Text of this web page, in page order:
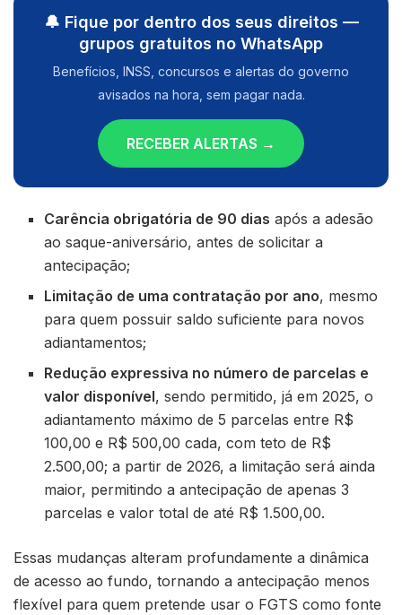
🔔 Fique por dentro dos seus direitos —
grupos gratuitos no WhatsApp
Benefícios, INSS, concursos e alertas do governo
avisados na hora, sem pagar nada.
RECEBER ALERTAS →
Carência obrigatória de 90 dias após a adesão
ao saque-aniversário, antes de solicitar a
antecipação;
Limitação de uma contratação por ano, mesmo
para quem possuir saldo suficiente para novos
adiantamentos;
Redução expressiva no número de parcelas e
valor disponível, sendo permitido, já em 2025, o
adiantamento máximo de 5 parcelas entre R$
100,00 e R$ 500,00 cada, com teto de R$
2.500,00; a partir de 2026, a limitação será ainda
maior, permitindo a antecipação de apenas 3
parcelas e valor total de até R$ 1.500,00.
Essas mudanças alteram profundamente a dinâmica
de acesso ao fundo, tornando a antecipação menos
flexível para quem pretende usar o FGTS como fonte